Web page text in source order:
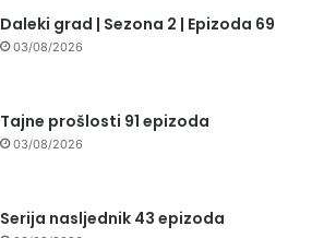
Daleki grad | Sezona 2 | Epizoda 69
03/08/2026
Tajne prošlosti 91 epizoda
03/08/2026
Serija nasljednik 43 epizoda